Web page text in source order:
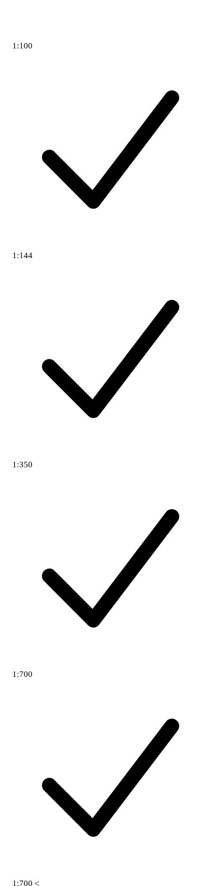
1:100
1:144
1:350
1:700
1:700 <